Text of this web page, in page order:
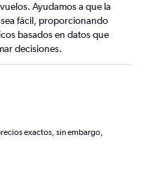
Ayudamos a que la
fácil, proporcionando
basados en datos que
decisiones.
exactos, sin embargo,